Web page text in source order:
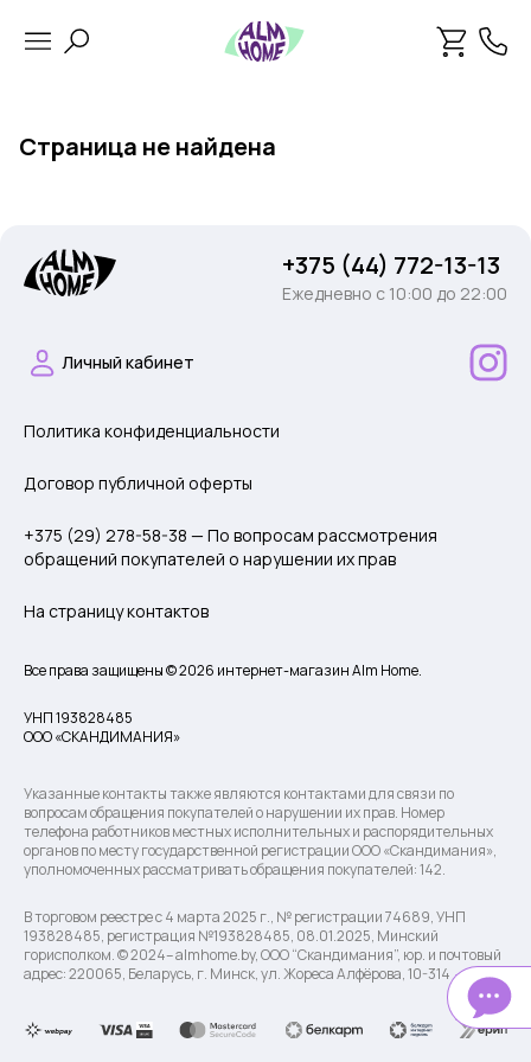
Страница не найдена
+375 (44) 772-13-13
Ежедневно c 10:00 до 22:00
Личный кабинет
Политика конфиденциальности
Договор публичной оферты
+375 (29) 278-58-38 — По вопросам рассмотрения
обращений покупателей о нарушении их прав
На страницу контактов
Все права защищены © 2026 интернет-магазин Alm Home.
УНП 193828485
ООО «СКАНДИМАНИЯ»
Указанные контакты также являются контактами для связи по
вопросам обращения покупателей о нарушении их прав. Номер
телефона работников местных исполнительных и распорядительных
органов по месту государственной регистрации ООО «Скандимания»,
уполномоченных рассматривать обращения покупателей: 142.
В торговом реестре с 4 марта 2025 г., № регистрации 74689, УНП
193828485, регистрация №193828485, 08.01.2025, Минский
горисполком. © 2024– almhome.by, ООО “Скандимания”, юр. и почтовый
адрес: 220065, Беларусь, г. Минск, ул. Жореса Алфёрова, 10-314